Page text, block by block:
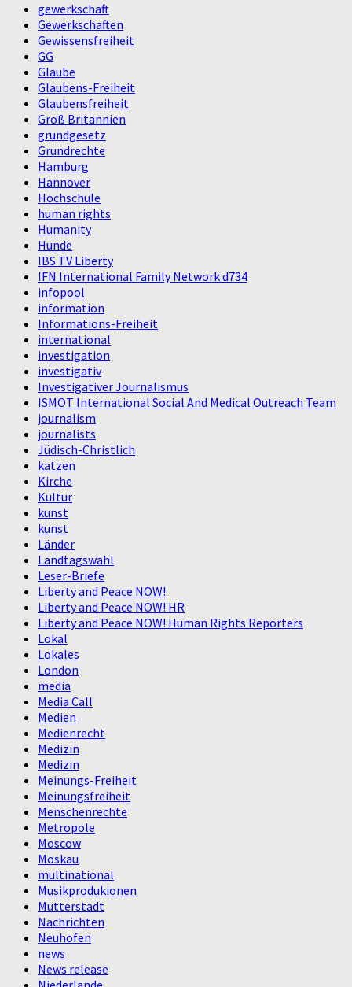
gewerkschaft
Gewerkschaften
Gewissensfreiheit
GG
Glaube
Glaubens-Freiheit
Glaubensfreiheit
Groß Britannien
grundgesetz
Grundrechte
Hamburg
Hannover
Hochschule
human rights
Humanity
Hunde
IBS TV Liberty
IFN International Family Network d734
infopool
information
Informations-Freiheit
international
investigation
investigativ
Investigativer Journalismus
ISMOT International Social And Medical Outreach Team
journalism
journalists
Jüdisch-Christlich
katzen
Kirche
Kultur
kunst
kunst
Länder
Landtagswahl
Leser-Briefe
Liberty and Peace NOW!
Liberty and Peace NOW! HR
Liberty and Peace NOW! Human Rights Reporters
Lokal
Lokales
London
media
Media Call
Medien
Medienrecht
Medizin
Medizin
Meinungs-Freiheit
Meinungsfreiheit
Menschenrechte
Metropole
Moscow
Moskau
multinational
Musikprodukionen
Mutterstadt
Nachrichten
Neuhofen
news
News release